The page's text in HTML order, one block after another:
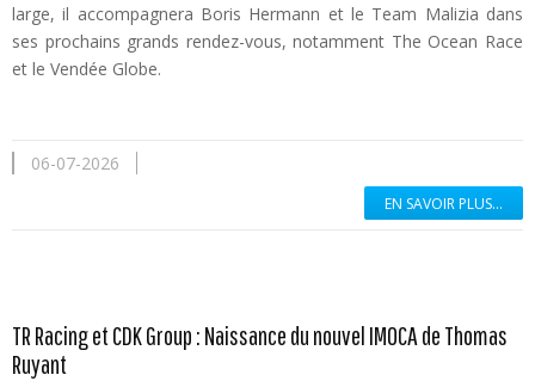
large, il accompagnera Boris Hermann et le Team Malizia dans
ses prochains grands rendez-vous, notamment The Ocean Race
et le Vendée Globe.
06-07-2026
EN SAVOIR PLUS...
TR Racing et CDK Group : Naissance du nouvel IMOCA de Thomas
Ruyant